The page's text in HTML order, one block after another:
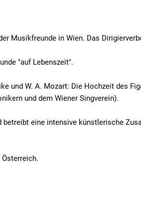
Musikfreunde in Wien. Das
"auf Lebenszeit".
und W. A. Mozart: Die Hochzeit des
und dem Wiener Singverein).
eine intensive künstlerische